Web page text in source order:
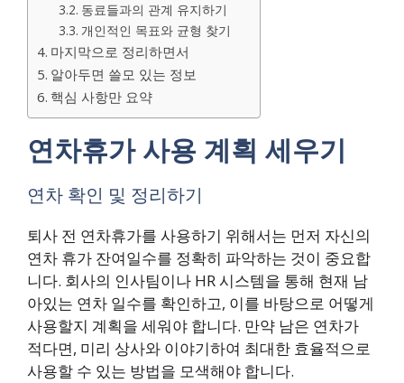
동료들과의 관계 유지하기
개인적인 목표와 균형 찾기
마지막으로 정리하면서
알아두면 쓸모 있는 정보
핵심 사항만 요약
연차휴가 사용 계획 세우기
연차 확인 및 정리하기
퇴사 전 연차휴가를 사용하기 위해서는 먼저 자신의
연차 휴가 잔여일수를 정확히 파악하는 것이 중요합
니다. 회사의 인사팀이나 HR 시스템을 통해 현재 남
아있는 연차 일수를 확인하고, 이를 바탕으로 어떻게
사용할지 계획을 세워야 합니다. 만약 남은 연차가
적다면, 미리 상사와 이야기하여 최대한 효율적으로
사용할 수 있는 방법을 모색해야 합니다.